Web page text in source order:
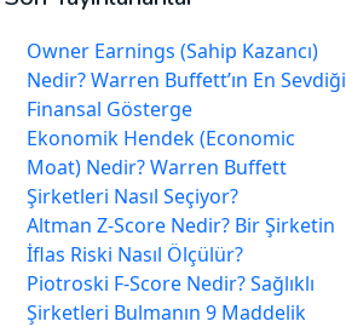
Owner Earnings (Sahip Kazancı)
Nedir? Warren Buffett’ın En Sevdiği
Finansal Gösterge
Ekonomik Hendek (Economic
Moat) Nedir? Warren Buffett
Şirketleri Nasıl Seçiyor?
Altman Z-Score Nedir? Bir Şirketin
İflas Riski Nasıl Ölçülür?
Piotroski F-Score Nedir? Sağlıklı
Şirketleri Bulmanın 9 Maddelik